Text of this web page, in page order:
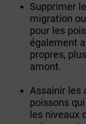
Supprimer
migration
pour les
également
propres,
amont.
Assainir les
poissons
les niveaux